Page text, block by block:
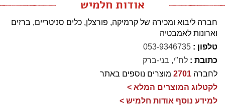
אודות חלמיש
חברה ליבוא ומכירה של קרמיקה, פורצלן, כלים סניטריים, ברזים
וארונות לאמבטיה
טלפון : 053-9346735
כתובת : לח"י, בני-ברק
לחברה 2701 מוצרים נוספים באתר
לקטלוג המוצרים המלא >
למידע נוסף אודות חלמיש >